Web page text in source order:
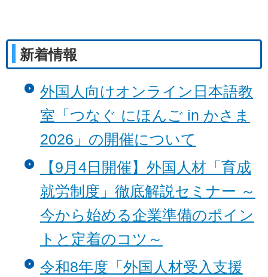
新着情報
外国人向けオンライン日本語教
室「つなぐ にほんご in かさま
2026」の開催について
【9月4日開催】外国人材「育成
就労制度」徹底解説セミナー ～
今から始める企業準備のポイン
トと定着のコツ～
令和8年度「外国人材受入支援